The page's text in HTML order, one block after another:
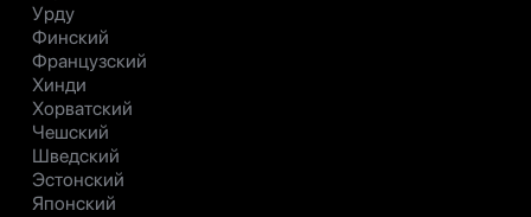
Урду
Финский
Французский
Хинди
Хорватский
Чешский
Шведский
Эстонский
Японский